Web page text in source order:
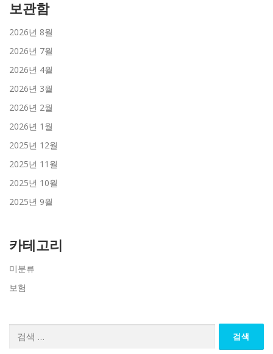
보관함
2026년 8월
2026년 7월
2026년 4월
2026년 3월
2026년 2월
2026년 1월
2025년 12월
2025년 11월
2025년 10월
2025년 9월
카테고리
미분류
보험